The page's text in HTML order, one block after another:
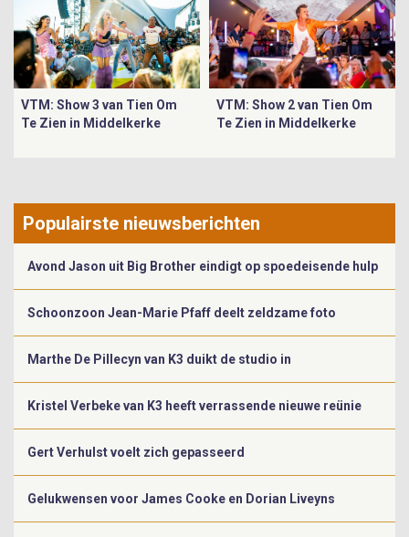
VTM: Show 3 van Tien Om
Te Zien in Middelkerke
VTM: Show 2 van Tien Om
Te Zien in Middelkerke
Populairste nieuwsberichten
Avond Jason uit Big Brother eindigt op spoedeisende hulp
Schoonzoon Jean-Marie Pfaff deelt zeldzame foto
Marthe De Pillecyn van K3 duikt de studio in
Kristel Verbeke van K3 heeft verrassende nieuwe reünie
Gert Verhulst voelt zich gepasseerd
Gelukwensen voor James Cooke en Dorian Liveyns